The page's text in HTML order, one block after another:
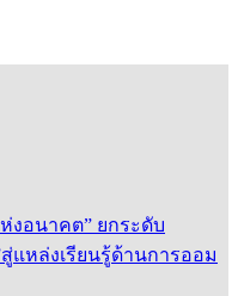
อนาคต” ยกระดับ
แหล่งเรียนรู้ด้านการออม